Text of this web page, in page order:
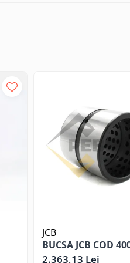
JCB
BUCSA JCB COD
2.363,13 Lei